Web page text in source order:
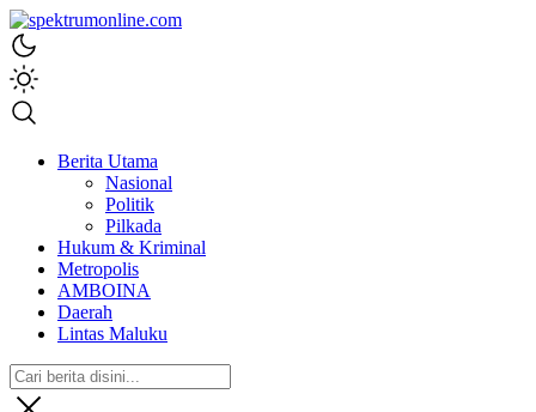
spektrumonline.com
Berita Utama
Nasional
Politik
Pilkada
Hukum & Kriminal
Metropolis
AMBOINA
Daerah
Lintas Maluku